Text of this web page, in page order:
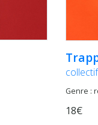
collectif
Genre :
18€